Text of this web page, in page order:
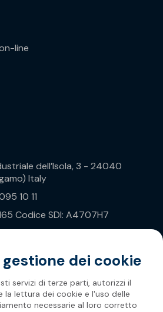
line
dell’Isola, 3 - 24040
Italy
10 11
Codice SDI: A4707H7
gestione dei cookie
servizi di terze parti, autorizzi il
la lettura dei cookie e l'uso delle
necessarie al loro corretto